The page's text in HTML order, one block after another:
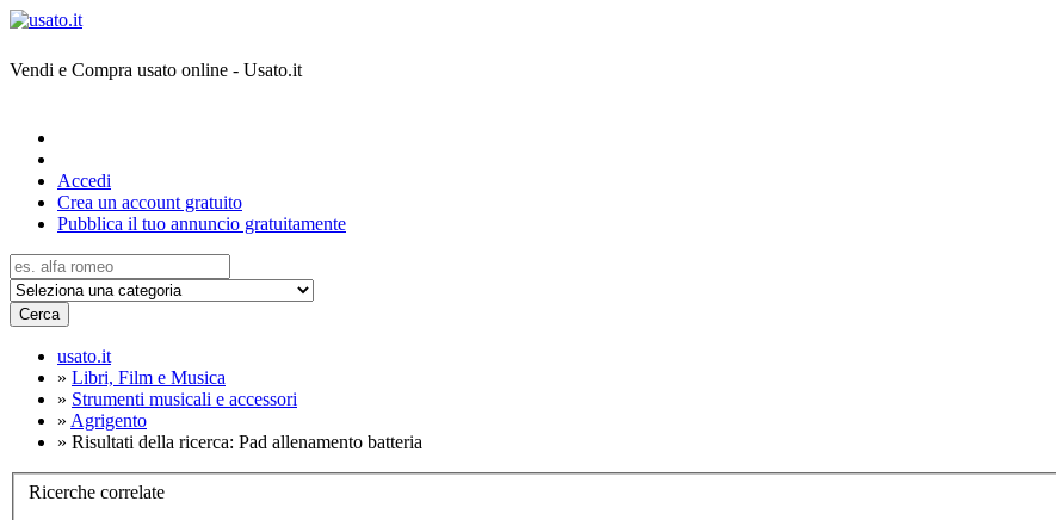
Vendi e Compra usato online - Usato.it
Accedi
Crea un account gratuito
Pubblica il tuo annuncio gratuitamente
Cerca
usato.it
» Libri, Film e Musica
» Strumenti musicali e accessori
» Agrigento
» Risultati della ricerca: Pad allenamento batteria
Ricerche correlate